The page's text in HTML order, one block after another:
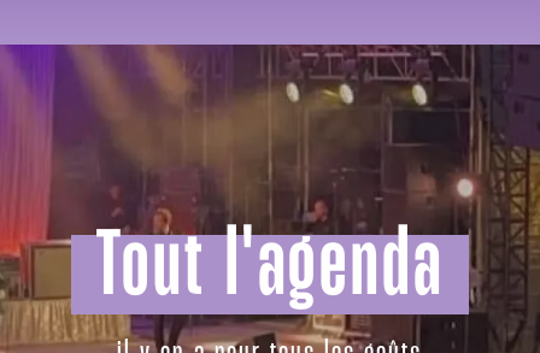
Tout l'agenda